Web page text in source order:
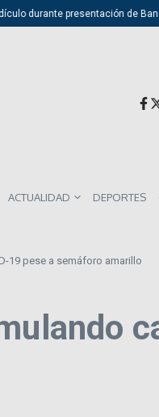
durante presentación de Bando
ACTUALIDAD DEPORTES
19 pese a semáforo amarillo